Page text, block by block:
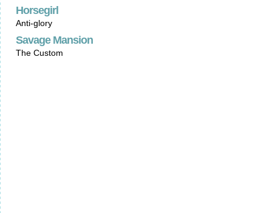
Horsegirl
Anti-glory
Savage Mansion
The Custom